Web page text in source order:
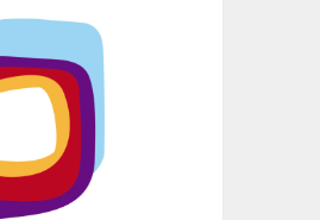
(721)
(567)